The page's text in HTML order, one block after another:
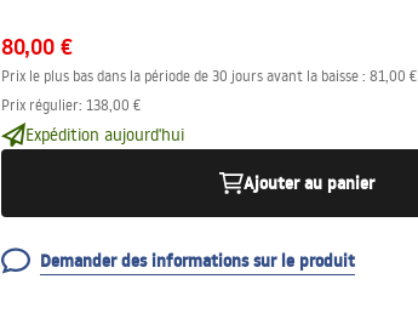
80,00 €
Prix le plus bas dans la période de 30 jours avant la baisse : 81,00 €
Prix régulier: 138,00 €
Expédition aujourd'hui
Ajouter au panier
Demander des informations sur le produit